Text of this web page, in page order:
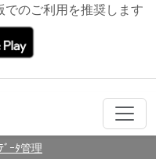
でのご利用を推奨します
ﾞｰﾀ管理